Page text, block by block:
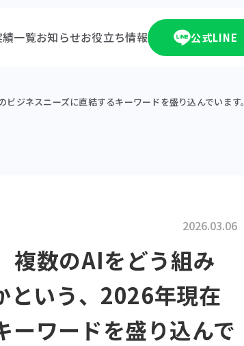
一覧お知らせお役立ち情報 公式LINE
ジネスニーズに直結するキーワードを盛り込んでいます。
2026.03.06
複数のAIをどう組み
という、2026年現在
ーワードを盛り込んで